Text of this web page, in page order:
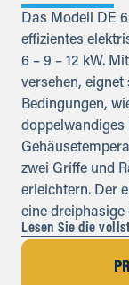
Das Modell DE
effizientes
6 – 9 – 12 kW.
versehen,
Bedingungen,
doppelwandiges
zwei Griffe und
erleichtern. Der
eine dreiphasige
Lesen Sie die